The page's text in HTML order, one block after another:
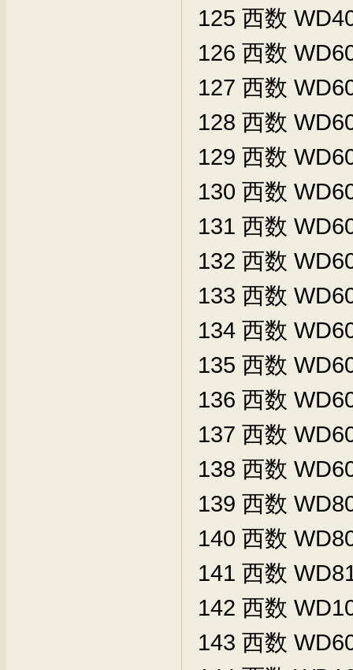
125 西数
126 西数
127 西数
128 西数
129 西数
130 西数
131 西数
132 西数
133 西数
134 西数
135 西数
136 西数
137 西数
138 西数
139 西数
140 西数
141 西数
142 西数
143 西数